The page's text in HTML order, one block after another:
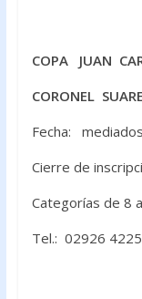
COPA JUAN
CORONEL
Fecha:
Cierre de
Categorías de 8
Tel.: 02926